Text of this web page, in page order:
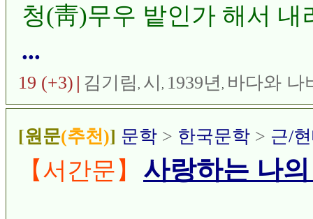
청(靑)무우 밭인가 해서 내
...
19 (+3) | 김기림 , 시 , 1939년 , 바다와 나
[원문(추천)] 문학 > 한국문학 > 근/
【서간문】 사랑하는 나